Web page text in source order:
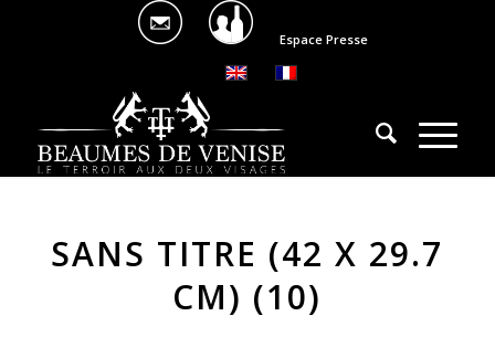
Espace Presse
SANS TITRE (42 X 29.7
CM) (10)